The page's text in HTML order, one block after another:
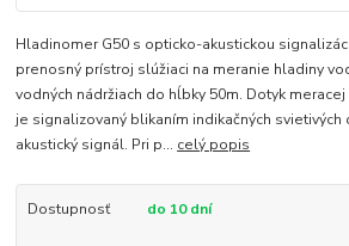
Hladinomer G50 s opticko-akustickou
prenosný prístroj slúžiaci na meranie hladiny
vodných nádržiach do hĺbky 50m. Dotyk
je signalizovaný blikaním indikačných svietivých
akustický signál. Pri p... celý popis
Dostupnosť do 10 dní